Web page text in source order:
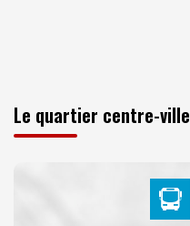
Le quartier centre-ville